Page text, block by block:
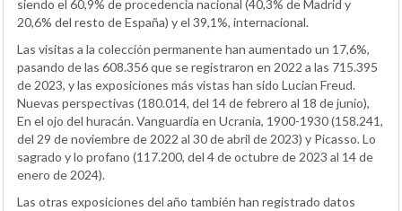
siendo el 60,9% de procedencia nacional (40,3% de Madrid y
20,6% del resto de España) y el 39,1%, internacional.
Las visitas a la colección permanente han aumentado un 17,6%,
pasando de las 608.356 que se registraron en 2022 a las 715.395
de 2023, y las exposiciones más vistas han sido Lucian Freud.
Nuevas perspectivas (180.014, del 14 de febrero al 18 de junio),
En el ojo del huracán. Vanguardia en Ucrania, 1900-1930 (158.241,
del 29 de noviembre de 2022 al 30 de abril de 2023) y Picasso. Lo
sagrado y lo profano (117.200, del 4 de octubre de 2023 al 14 de
enero de 2024).
Las otras exposiciones del año también han registrado datos